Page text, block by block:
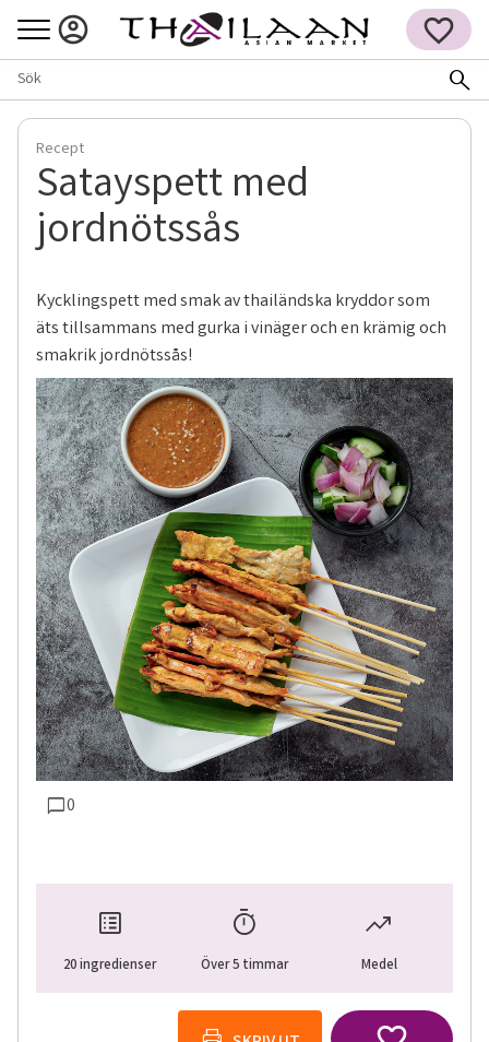
FAVORITER
Recept
Satayspett med
jordnötssås
Kycklingspett med smak av thailändska kryddor som
äts tillsammans med gurka i vinäger och en krämig och
smakrik jordnötssås!
Lägg till i
20 ingredienser Över 5 timmar Medel
0